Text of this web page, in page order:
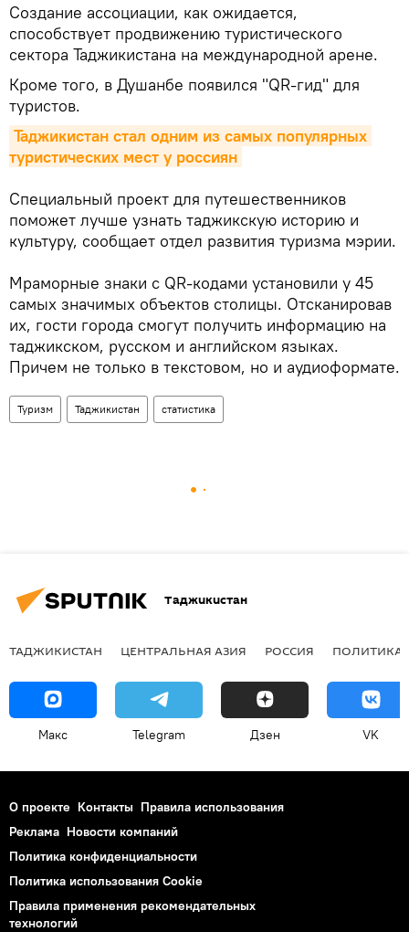
Создание ассоциации, как ожидается,
способствует продвижению туристического
сектора Таджикистана на международной арене.
Кроме того, в Душанбе появился "QR-гид" для
туристов.
Таджикистан стал одним из самых популярных
туристических мест у россиян
Специальный проект для путешественников
поможет лучше узнать таджикскую историю и
культуру, сообщает отдел развития туризма мэрии.
Мраморные знаки с QR-кодами установили у 45
самых значимых объектов столицы. Отсканировав
их, гости города смогут получить информацию на
таджикском, русском и английском языках.
Причем не только в текстовом, но и аудиоформате.
Туризм Таджикистан статистика
Таджикистан
ТАДЖИКИСТАН ЦЕНТРАЛЬНАЯ АЗИЯ РОССИЯ ПОЛИТИКА
Макс Telegram Дзен VK
О проекте Контакты Правила использования
Реклама Новости компаний
Политика конфиденциальности
Политика использования Cookie
Правила применения рекомендательных
технологий